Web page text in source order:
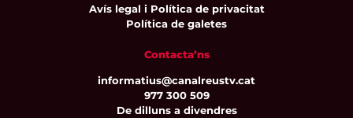
Avís legal i Política de privacitat
Política de galetes
Contacta’ns
informatius@canalreustv.cat
977 300 509
De dilluns a divendres